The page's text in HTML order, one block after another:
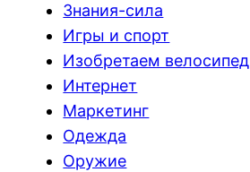
Знания-сила
Игры и спорт
Изобретаем велосипед
Интернет
Маркетинг
Одежда
Оружие